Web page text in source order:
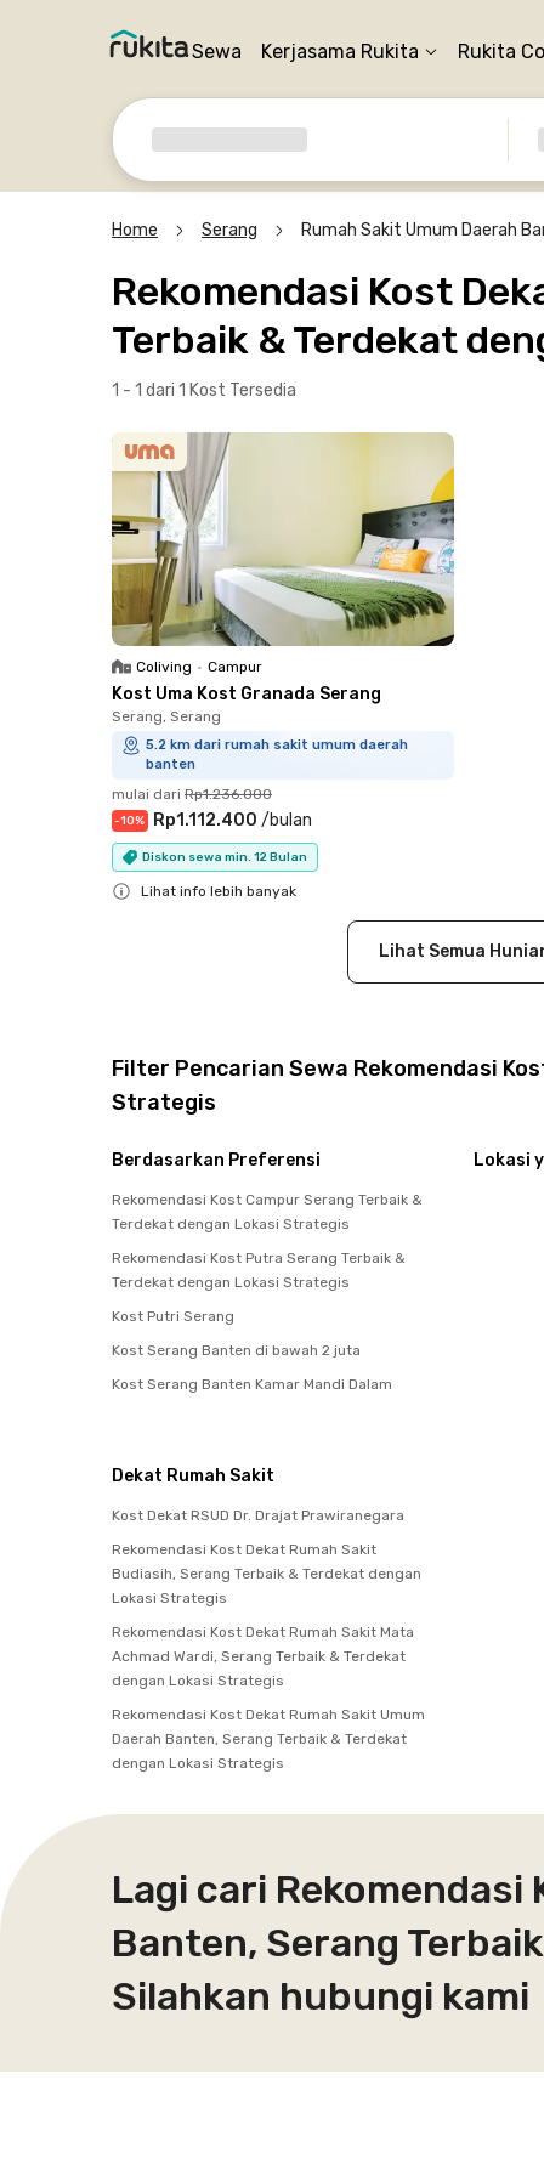
Sewa Kerjasama Rukita Rukita
Home Serang Rumah Sakit Umum Daerah
Rekomendasi Kost
Terbaik & Terdekat
1 - 1 dari 1 Kost Tersedia
Coliving • Campur
Kost Uma Kost Granada Serang
Serang, Serang
5.2 km dari rumah sakit umum daerah
banten
mulai dari Rp1.236.000
-10% Rp1.112.400 /bulan
Diskon sewa min. 12 Bulan
Lihat info lebih banyak
Lihat Semua
Filter Pencarian Sewa Rekomendasi
Strategis
Berdasarkan Preferensi
Rekomendasi Kost Campur Serang Terbaik &
Terdekat dengan Lokasi Strategis
Rekomendasi Kost Putra Serang Terbaik &
Terdekat dengan Lokasi Strategis
Kost Putri Serang
Kost Serang Banten di bawah 2 juta
Kost Serang Banten Kamar Mandi Dalam
Lokasi
Dekat Rumah Sakit
Kost Dekat RSUD Dr. Drajat Prawiranegara
Rekomendasi Kost Dekat Rumah Sakit
Budiasih, Serang Terbaik & Terdekat dengan
Lokasi Strategis
Rekomendasi Kost Dekat Rumah Sakit Mata
Achmad Wardi, Serang Terbaik & Terdekat
dengan Lokasi Strategis
Rekomendasi Kost Dekat Rumah Sakit Umum
Daerah Banten, Serang Terbaik & Terdekat
dengan Lokasi Strategis
Lagi cari Rekomendasi
Banten, Serang
Silahkan hubungi kami